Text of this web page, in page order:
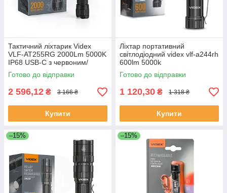
Тактичний ліхтарик Videx
VLF-AT255RG 2000Lm 5000K
IP68 USB-C з червоним/
зеленим світлом
Готово до відправки
2 596,12 ₴ 3 166 ₴
Купити
Ліхтар портативний
світлодіодний videx vlf-a244rh
600lm 5000k
Готово до відправки
1 120,30 ₴ 1 318 ₴
Купити
–15% –15%